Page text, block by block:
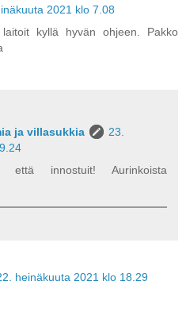
2021 klo 7.08
kyllä hyvän ohjeen. Pakko
ja villasukkia
23.
innostuit! Aurinkoista
heinäkuuta 2021 klo 18.29